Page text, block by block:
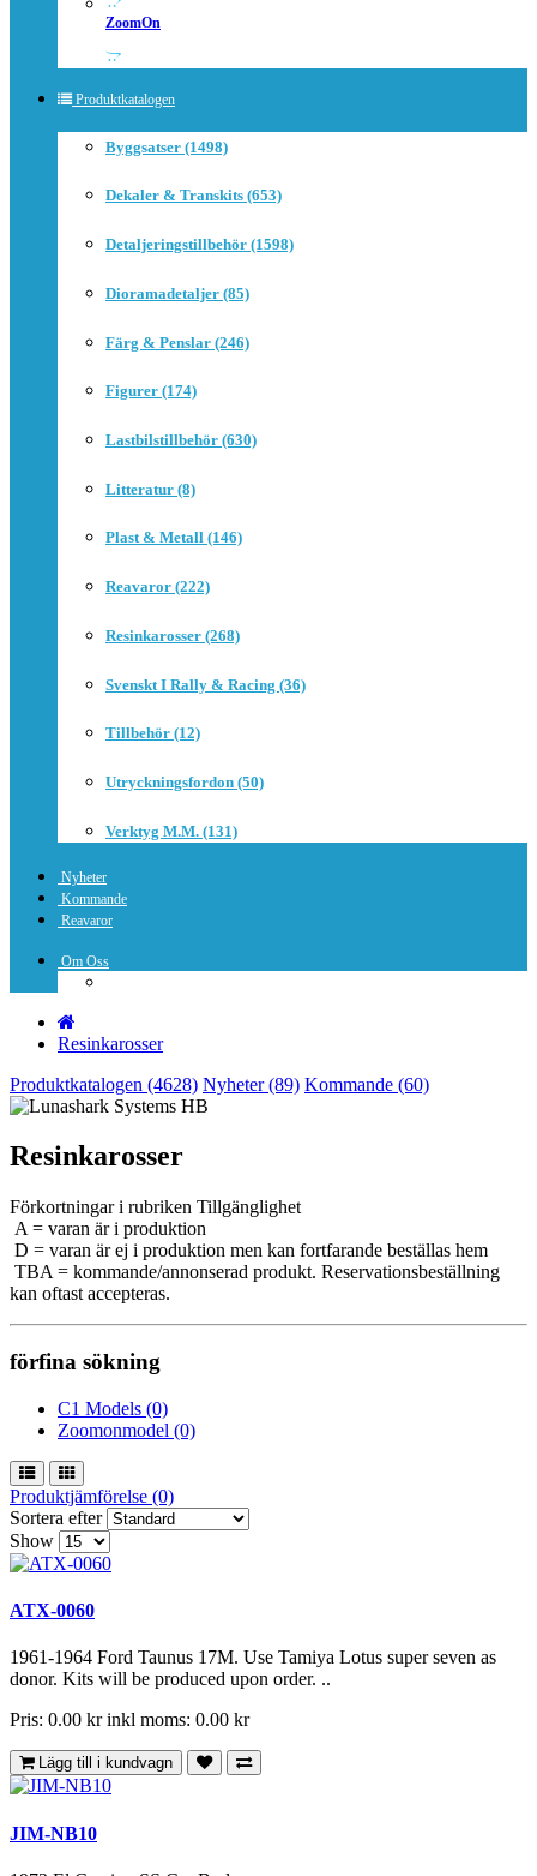
ZoomOn
Produktkatalogen
Byggsatser (1498)
Dekaler & Transkits (653)
Detaljeringstillbehör (1598)
Dioramadetaljer (85)
Färg & Penslar (246)
Figurer (174)
Lastbilstillbehör (630)
Litteratur (8)
Plast & Metall (146)
Reavaror (222)
Resinkarosser (268)
Svenskt I Rally & Racing (36)
Tillbehör (12)
Utryckningsfordon (50)
Verktyg M.m. (131)
Nyheter
Kommande
Reavaror
Om Oss
Resinkarosser
Produktkatalogen (4628) Nyheter (89) Kommande (60)
Resinkarosser
Förkortningar i rubriken Tillgänglighet
A = varan är i produktion
D = varan är ej i produktion men kan fortfarande beställas hem
TBA = kommande/annonserad produkt. Reservationsbeställning
kan oftast accepteras.
förfina sökning
C1 Models (0)
Zoomonmodel (0)
Produktjämförelse (0)
Sortera efter
Show
ATX-0060
1961-1964 Ford Taunus 17M. Use Tamiya Lotus super seven as
donor. Kits will be produced upon order. ..
Pris: 0.00 krinkl moms: 0.00 kr
Lägg till i kundvagn
JIM-NB10